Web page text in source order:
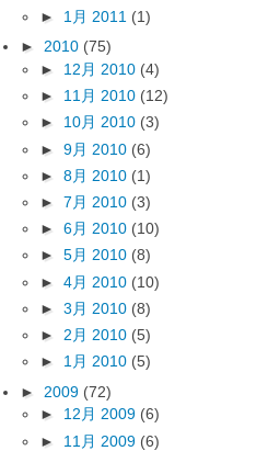
► 1月 2011 (1)
► 2010 (75)
► 12月 2010 (4)
► 11月 2010 (12)
► 10月 2010 (3)
► 9月 2010 (6)
► 8月 2010 (1)
► 7月 2010 (3)
► 6月 2010 (10)
► 5月 2010 (8)
► 4月 2010 (10)
► 3月 2010 (8)
► 2月 2010 (5)
► 1月 2010 (5)
► 2009 (72)
► 12月 2009 (6)
► 11月 2009 (6)